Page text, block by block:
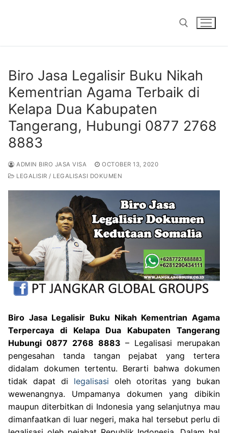
Biro Jasa Legalisir Buku Nikah
Kementrian Agama Terbaik di
Kelapa Dua Kabupaten
Tangerang, Hubungi 0877 2768
8883
ADMIN BIRO JASA VISA
OCTOBER 13, 2020
LEGALISIR / LEGALISASI DOKUMEN
Biro Jasa Legalisir Buku Nikah Kementrian Agama
Terpercaya di Kelapa Dua Kabupaten Tangerang
Hubungi 0877 2768 8883 – Legalisasi merupakan
pengesahan tanda tangan pejabat yang tertera
didalam dokumen tertentu. Berarti bahwa dokumen
tidak dapat di legalisasi oleh otoritas yang bukan
wewenangnya. Umpamanya dokumen yang dibikin
maupun diterbitkan di Indonesia yang selanjutnya mau
dimanfaatkan di luar negeri, maka hal tersebut perlu di